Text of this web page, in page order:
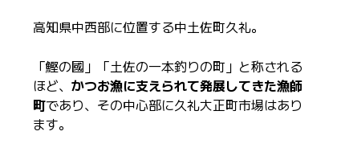
高知県中西部に位置する中土佐町久礼。
「鰹の國」「土佐の一本釣りの町」と称される
ほど、 かつお漁に支えられて発展してきた漁師
町であり、その中心部に久礼大正町市場はあり
ます。